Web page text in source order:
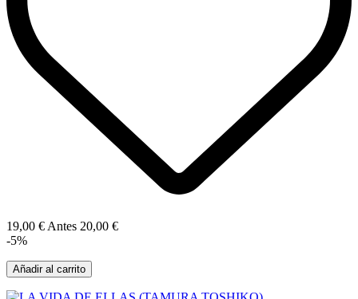
19,00 € Antes 20,00 €
-5%
Añadir al carrito